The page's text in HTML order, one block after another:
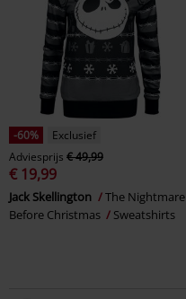
-60%
Exclusief
Adviesprijs € 49,99
€ 19,99
Jack Skellington
The Nightmare
Before Christmas
Sweatshirts